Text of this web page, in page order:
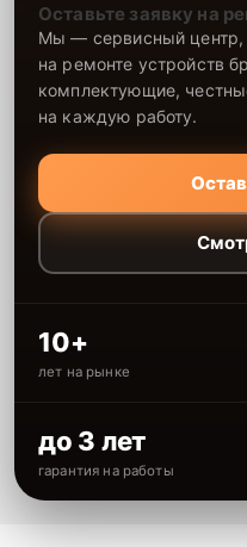
Оставьте заявку на
Мы — сервисный центр,
на ремонте устройств
комплектующие,
на каждую работу.
10+
лет на рынке
до 3 лет
гарантия на работы